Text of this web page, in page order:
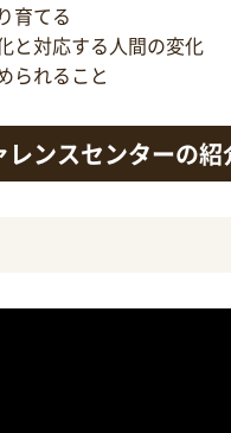
育てる
と対応する人間の変化
られること
レンスセンターの紹